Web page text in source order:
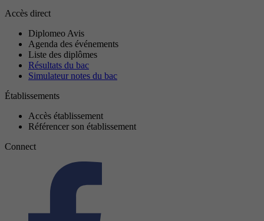
Accès direct
Diplomeo Avis
Agenda des événements
Liste des diplômes
Résultats du bac
Simulateur notes du bac
Établissements
Accès établissement
Référencer son établissement
Connect